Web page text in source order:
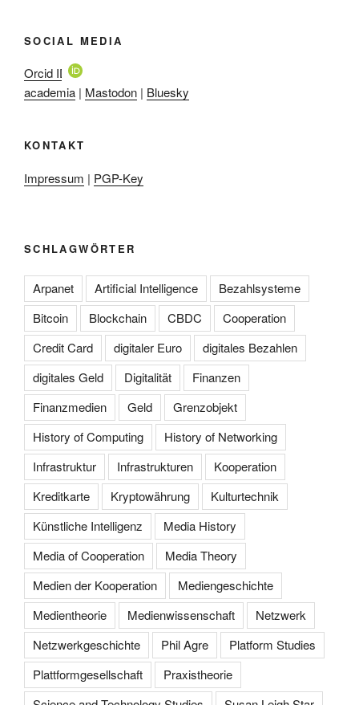
SOCIAL MEDIA
Orcid ID
academia | Mastodon | Bluesky
KONTAKT
Impressum | PGP-Key
SCHLAGWÖRTER
Arpanet Artificial Intelligence
Bezahlsysteme
Bitcoin
Blockchain CBDC
Cooperation
Credit Card
digitaler Euro
digitales Bezahlen
digitales Geld
Digitalität
Finanzen
Finanzmedien
Geld
Grenzobjekt
History of Computing
History of Networking
Infrastruktur
Infrastrukturen
Kooperation
Kreditkarte
Kryptowährung
Kulturtechnik
Künstliche Intelligenz
Media History
Media of Cooperation
Media Theory
Medien der Kooperation
Mediengeschichte
Medientheorie
Medienwissenschaft
Netzwerk
Netzwerkgeschichte
Phil Agre
Platform Studies
Plattformgesellschaft
Praxistheorie